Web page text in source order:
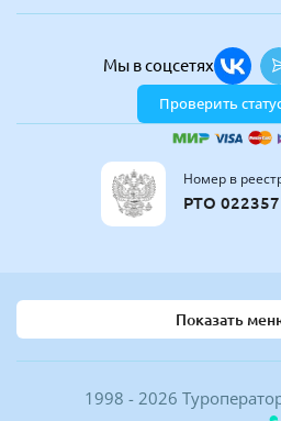
Мы в соцсетях
Проверить
Номер в
РТО 022357
Показать
1998 - 2026